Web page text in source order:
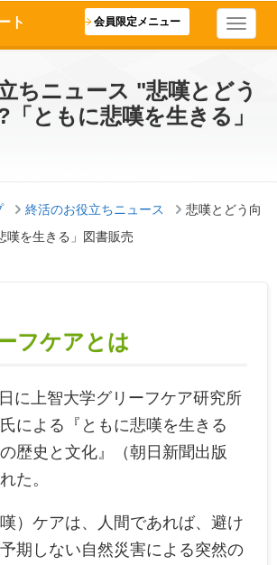
ト 会員限定メニュー
ちニュース "悲嘆とどう
ともに悲嘆を生きる」
終活のお役立ちニュース
悲嘆とどう向
嘆を生きる」図書販売
フケアとは
に上智大学グリーフケア研究所
による『ともに悲嘆を生きる
歴史と文化』（朝日新聞出版
た。
）ケアは、人間であれば、避け
期しない自然災害による突然の